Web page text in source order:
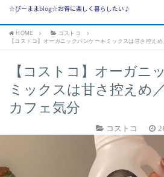
☆ぴーままblog☆お得に楽しく暮らしたい♪
HOME
コストコ
【コストコ】オーガニックパンケーキミックスは甘さ控え
【コストコ】オーガニ
ミックスは甘さ控えめ
カフェ気分
コストコ